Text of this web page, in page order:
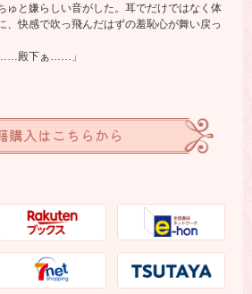
ゅと嫌らしい音がした。耳でだけではなく体
、快感で吹っ飛んだはずの羞恥心が舞い戻っ
殿下ぁ……」
購入はこちらから